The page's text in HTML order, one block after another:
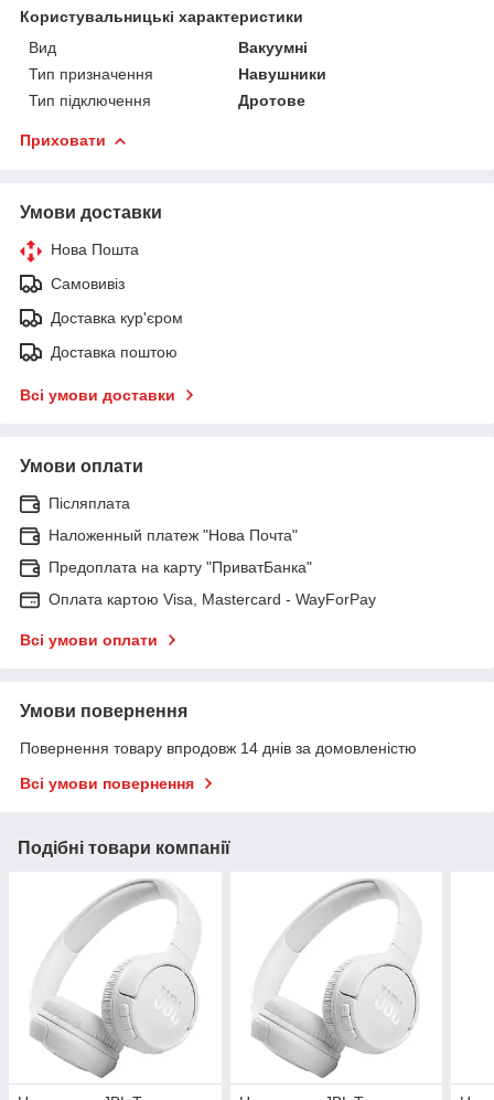
Користувальницькі характеристики
Вид
Вакуумні
Тип призначення
Навушники
Тип підключення
Дротове
Приховати
Умови доставки
Нова Пошта
Самовивіз
Доставка кур'єром
Доставка поштою
Всі умови доставки
Умови оплати
Післяплата
Наложенный платеж "Нова Почта"
Предоплата на карту "ПриватБанка"
Оплата картою Visa, Mastercard - WayForPay
Всі умови оплати
Умови повернення
Повернення товару впродовж 14 днів за домовленістю
Всі умови повернення
Подібні товари компанії